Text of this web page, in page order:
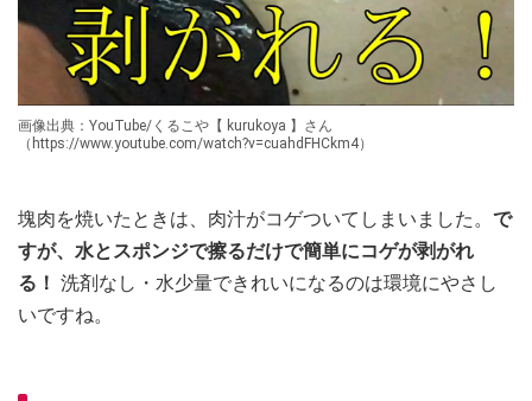
画像出典：YouTube/くるこや【 kurukoya 】さん
（https://www.youtube.com/watch?v=cuahdFHCkm4）
塊肉を焼いたときは、肉汁がコゲついてしまいました。 で
すが、水とスポンジで擦るだけで簡単にコゲが剥がれ
る！ 洗剤なし・水少量できれいになるのは環境にやさし
いですね。